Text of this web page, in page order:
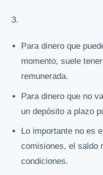
Para dinero que
momento, suele
remunerada.
Para dinero que no
un depósito a plazo
Lo importante no es
comisiones, el saldo
condiciones.